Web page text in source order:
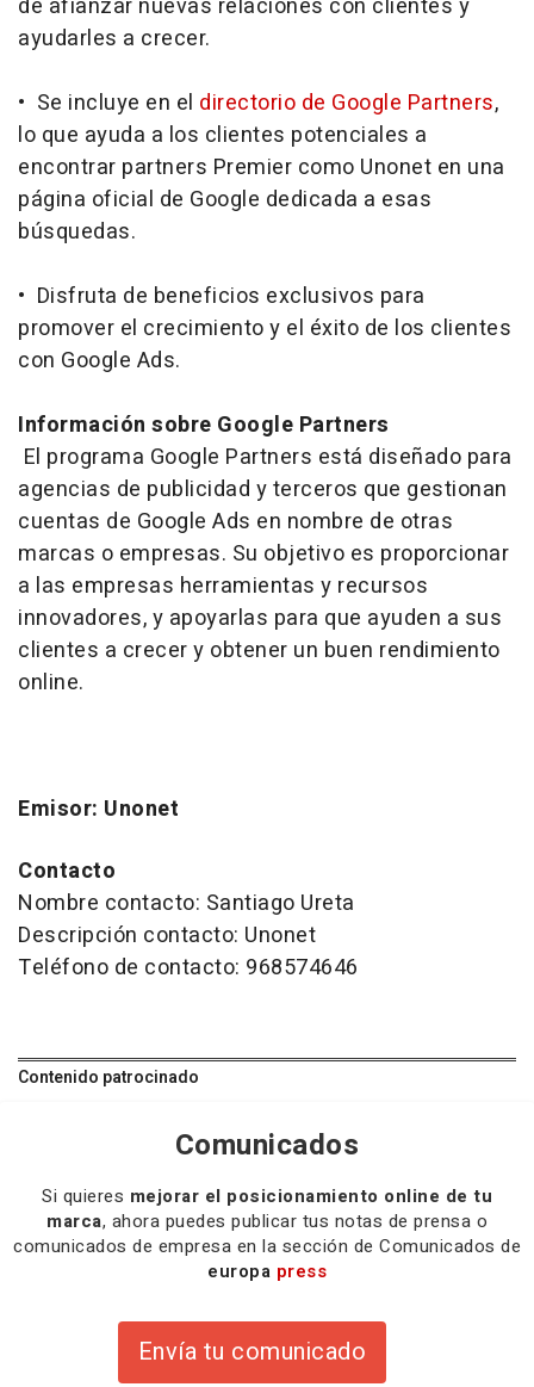
de afianzar nuevas relaciones con clientes y
ayudarles a crecer.
• Se incluye en el directorio de Google Partners,
lo que ayuda a los clientes potenciales a
encontrar partners Premier como Unonet en una
página oficial de Google dedicada a esas
búsquedas.
• Disfruta de beneficios exclusivos para
promover el crecimiento y el éxito de los clientes
con Google Ads.
Información sobre Google Partners
El programa Google Partners está diseñado para
agencias de publicidad y terceros que gestionan
cuentas de Google Ads en nombre de otras
marcas o empresas. Su objetivo es proporcionar
a las empresas herramientas y recursos
innovadores, y apoyarlas para que ayuden a sus
clientes a crecer y obtener un buen rendimiento
online.
Emisor: Unonet
Contacto
Nombre contacto: Santiago Ureta
Descripción contacto: Unonet
Teléfono de contacto: 968574646
Contenido patrocinado
Comunicados
Si quieres mejorar el posicionamiento online de tu
marca, ahora puedes publicar tus notas de prensa o
comunicados de empresa en la sección de Comunicados de
europa press
Envía tu comunicado